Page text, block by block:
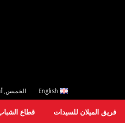
English الخميس,
فريق الميلان للسيدات قطاع